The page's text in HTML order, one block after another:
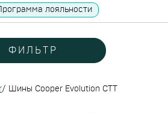
лояльности
ФИЛЬТР
/ Шины Cooper Evolution CTT